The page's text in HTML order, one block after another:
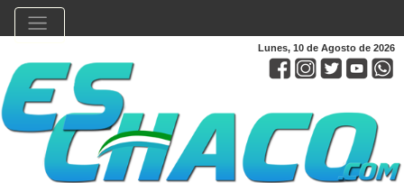
Lunes, 10 de Agosto de 2026